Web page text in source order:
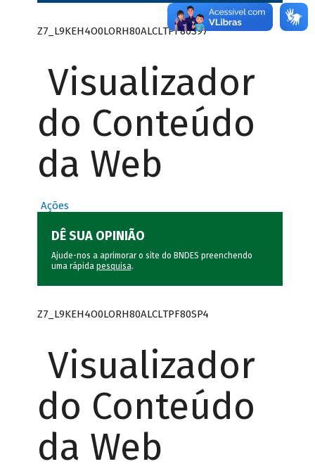
Z7_L9KEH4O0LORH80ALCLTPF80S97
Visualizador
do Conteúdo
da Web
Ações
DÊ SUA OPINIÃO
Ajude-nos a aprimorar o site do BNDES preenchendo
uma rápida pesquisa.
Z7_L9KEH4O0LORH80ALCLTPF80SP4
Visualizador
do Conteúdo
da Web